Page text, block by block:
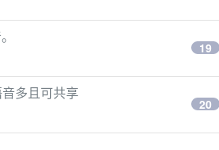
19
多且可共享
20